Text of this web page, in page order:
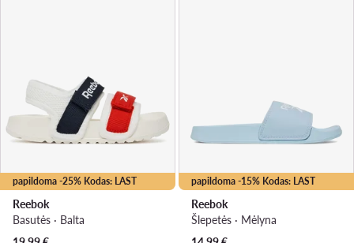
papildoma -25% Kodas: LAST
Reebok
Basutės · Balta
papildoma -15% Kodas: LAST
Reebok
Šlepetės · Mėlyna